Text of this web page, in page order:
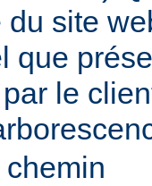
site
que
le